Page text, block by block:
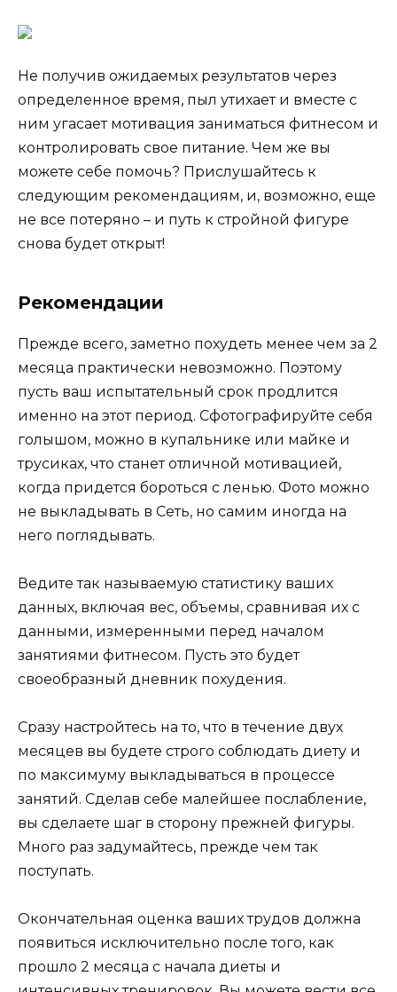
Не получив ожидаемых результатов через
определенное время, пыл утихает и вместе с
ним угасает мотивация заниматься фитнесом и
контролировать свое питание. Чем же вы
можете себе помочь? Прислушайтесь к
следующим рекомендациям, и, возможно, еще
не все потеряно – и путь к стройной фигуре
снова будет открыт!
Рекомендации
Прежде всего, заметно похудеть менее чем за 2
месяца практически невозможно. Поэтому
пусть ваш испытательный срок продлится
именно на этот период. Сфотографируйте себя
голышом, можно в купальнике или майке и
трусиках, что станет отличной мотивацией,
когда придется бороться с ленью. Фото можно
не выкладывать в Сеть, но самим иногда на
него поглядывать.
Ведите так называемую статистику ваших
данных, включая вес, объемы, сравнивая их с
данными, измеренными перед началом
занятиями фитнесом. Пусть это будет
своеобразный дневник похудения.
Сразу настройтесь на то, что в течение двух
месяцев вы будете строго соблюдать диету и
по максимуму выкладываться в процессе
занятий. Сделав себе малейшее послабление,
вы сделаете шаг в сторону прежней фигуры.
Много раз задумайтесь, прежде чем так
поступать.
Окончательная оценка ваших трудов должна
появиться исключительно после того, как
прошло 2 месяца с начала диеты и